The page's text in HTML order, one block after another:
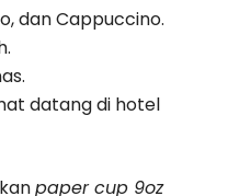
dan Cappuccino.
datang di hotel
paper cup 9oz